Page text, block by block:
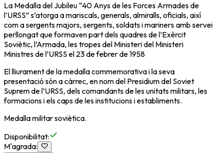
La Medalla del Jubileu “40 Anys de les Forces Armades de
l’URSS” s’atorga a mariscals, generals, almiralls, oficials, així
com a sergents majors, sergents, soldats i mariners amb servei
perllongat que formaven part dels quadres de l’Exèrcit
Soviètic, l’Armada, les tropes del Ministeri del Ministeri
Ministres de l’URSS el 23 de febrer de 1958
El lliurament de la medalla commemorativa i la seva
presentació són a càrrec, en nom del Presidium del Soviet
Suprem de l’URSS, dels comandants de les unitats militars, les
formacions i els caps de les institucions i establiments.
Medalla militar soviètica.
Disponibilitat:
M'agrada: